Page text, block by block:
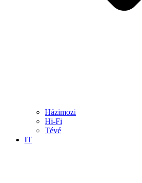
Házimozi
Hi-Fi
Tévé
IT